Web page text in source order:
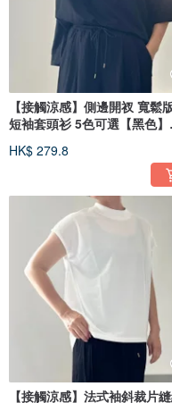
【接觸涼感】側邊開衩 寬鬆
短袖套頭衫 5色可選【黑色】
HK$ 279.8
【接觸涼感】法式袖斜裁片